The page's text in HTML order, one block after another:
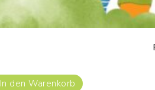
In den Warenkorb